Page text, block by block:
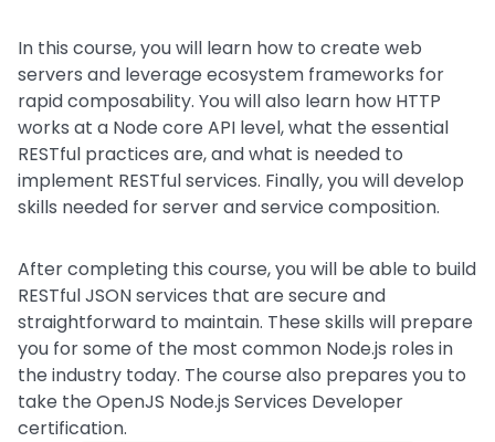
In this course, you will learn how to create web
servers and leverage ecosystem frameworks for
rapid composability. You will also learn how HTTP
works at a Node core API level, what the essential
RESTful practices are, and what is needed to
implement RESTful services. Finally, you will develop
skills needed for server and service composition.
After completing this course, you will be able to build
RESTful JSON services that are secure and
straightforward to maintain. These skills will prepare
you for some of the most common Node.js roles in
the industry today. The course also prepares you to
take the OpenJS Node.js Services Developer
certification.